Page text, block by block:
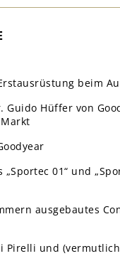
beim
Guido Hüffer von
01“ und
ausgebautes
Pirelli und